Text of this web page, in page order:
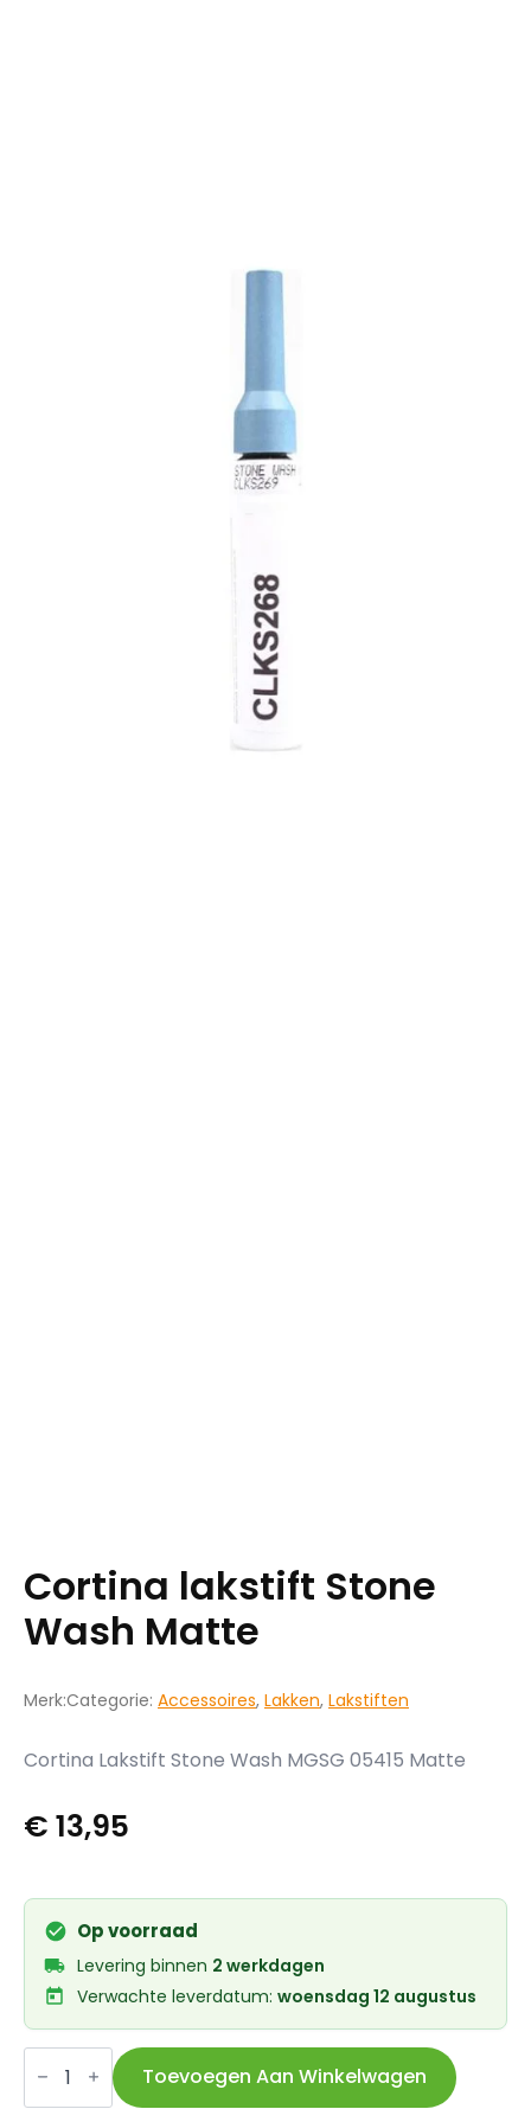
Cortina lakstift Stone
Wash Matte
Merk:Categorie: Accessoires, Lakken, Lakstiften
Cortina Lakstift Stone Wash MGSG 05415 Matte
€ 13,95
Op voorraad
Levering binnen 2 werkdagen
Verwachte leverdatum: woensdag 12 augustus
Cortina
lakstift
Stone
Toevoegen Aan Winkelwagen